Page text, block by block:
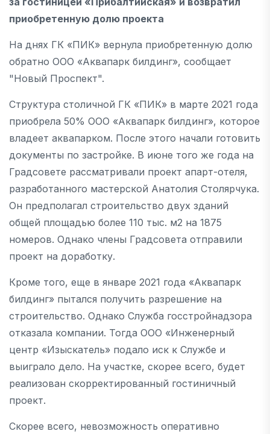
приобретенную долю проекта
На днях ГК «ПИК» вернула приобретенную долю
обратно ООО «Аквапарк билдинг», сообщает
"Новый Проспект".
Структура столичной ГК «ПИК» в марте 2021 года
приобрела 50% ООО «Аквапарк билдинг», которое
владеет аквапарком. После этого начали готовить
документы по застройке. В июне того же года на
Градсовете рассматривали проект апарт-отеля,
разработанного мастерской Анатолия Столярчука.
Он предполагал строительство двух зданий
общей площадью более 110 тыс. м2 на 1875
номеров. Однако члены Градсовета отправили
проект на доработку.
Кроме того, еще в январе 2021 года «Аквапарк
билдинг» пытался получить разрешение на
строительство. Однако Служба госстройнадзора
отказала компании. Тогда ООО «Инженерный
центр «Изыскатель» подало иск к Службе и
выиграло дело. На участке, скорее всего, будет
реализован скорректированный гостиничный
проект.
Скорее всего, невозможность оперативно